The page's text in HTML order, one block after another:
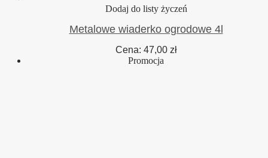
Dodaj do listy życzeń
Metalowe wiaderko ogrodowe 4l
Cena: 47,00 zł
Promocja